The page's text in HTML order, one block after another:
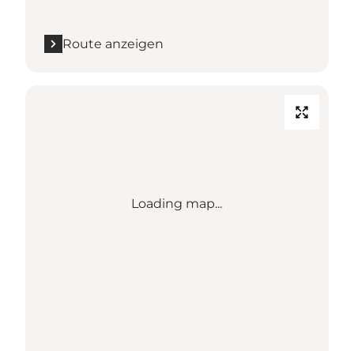
Route anzeigen
Loading map...